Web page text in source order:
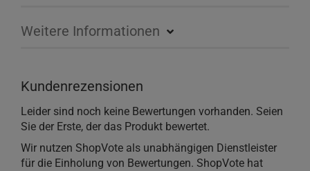
Weitere Informationen
Kundenrezensionen
Leider sind noch keine Bewertungen vorhanden. Seien
Sie der Erste, der das Produkt bewertet.
Wir nutzen ShopVote als unabhängigen Dienstleister
für die Einholung von Bewertungen. ShopVote hat